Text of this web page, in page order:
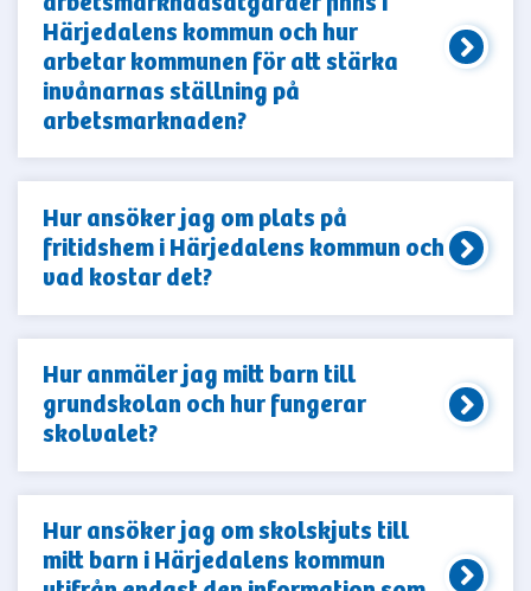
Härjedalens kommun och hur
arbetar kommunen för att stärka
invånarnas ställning på
arbetsmarknaden?
Hur ansöker jag om plats på
fritidshem i Härjedalens kommun och
vad kostar det?
Hur anmäler jag mitt barn till
grundskolan och hur fungerar
skolvalet?
Hur ansöker jag om skolskjuts till
mitt barn i Härjedalens kommun